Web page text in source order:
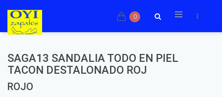
0
SAGA13 SANDALIA TODO EN PIEL
TACON DESTALONADO ROJ
ROJO